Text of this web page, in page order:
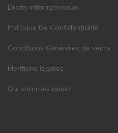
Droits internationaux
Politique De Confidentialité
Conditions Générales de vente
Mentions légales
Qui sommes nous?